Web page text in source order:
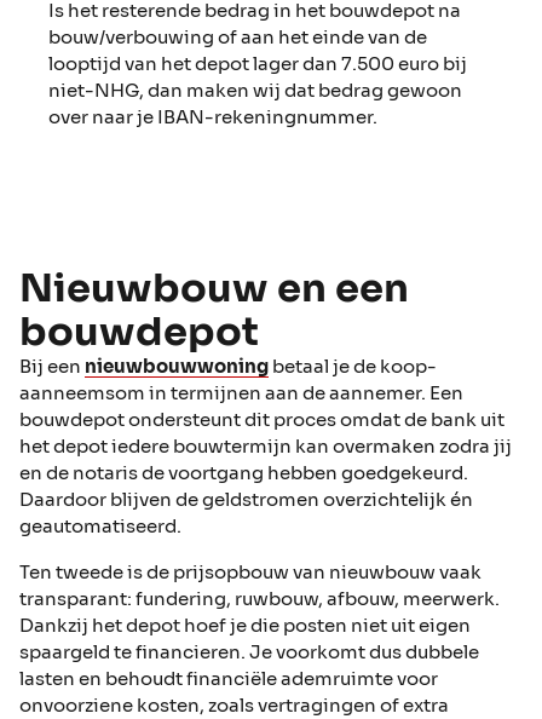
Is het resterende bedrag in het bouwdepot na
bouw/verbouwing of aan het einde van de
looptijd van het depot lager dan 7.500 euro bij
niet-NHG, dan maken wij dat bedrag gewoon
over naar je IBAN-rekeningnummer.
Nieuwbouw en een
bouwdepot
Bij een nieuwbouwwoning betaal je de koop-
aanneemsom in termijnen aan de aannemer. Een
bouwdepot ondersteunt dit proces omdat de bank uit
het depot iedere bouwtermijn kan overmaken zodra jij
en de notaris de voortgang hebben goedgekeurd.
Daardoor blijven de geldstromen overzichtelijk én
geautomatiseerd.
Ten tweede is de prijsopbouw van nieuwbouw vaak
transparant: fundering, ruwbouw, afbouw, meerwerk.
Dankzij het depot hoef je die posten niet uit eigen
spaargeld te financieren. Je voorkomt dus dubbele
lasten en behoudt financiële ademruimte voor
onvoorziene kosten, zoals vertragingen of extra